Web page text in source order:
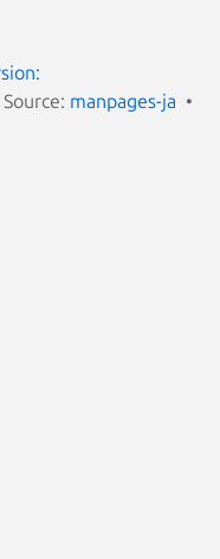
Source: manpages-ja